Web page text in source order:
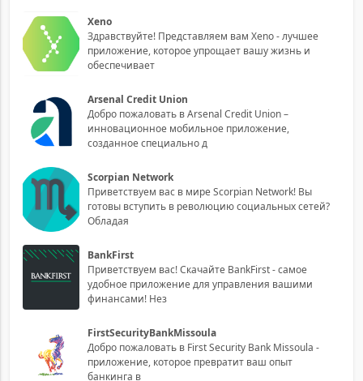
Xeno
Здравствуйте! Представляем вам Xeno - лучшее
приложение, которое упрощает вашу жизнь и
обеспечивает
Arsenal Credit Union
Добро пожаловать в Arsenal Credit Union –
инновационное мобильное приложение,
созданное специально д
Scorpian Network
Приветствуем вас в мире Scorpian Network! Вы
готовы вступить в революцию социальных сетей?
Обладая
BankFirst
Приветствуем вас! Скачайте BankFirst - самое
удобное приложение для управления вашими
финансами! Нез
FirstSecurityBankMissoula
Добро пожаловать в First Security Bank Missoula -
приложение, которое превратит ваш опыт
банкинга в